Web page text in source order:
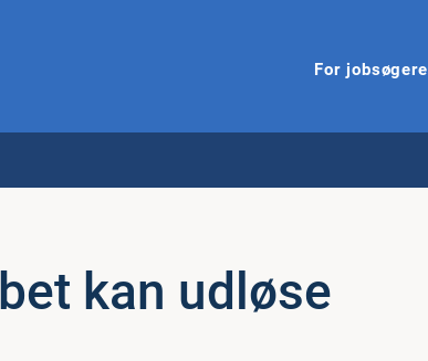
For jobsøgere
kan udløse